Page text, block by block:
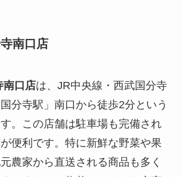
南口店
南口店は、JR中央線・西武国分寺
分寺駅」南口から徒歩2分という
。この店舗は駐車場も完備され
便利です。特に新鮮な野菜や果
農家から直送される商品も多く